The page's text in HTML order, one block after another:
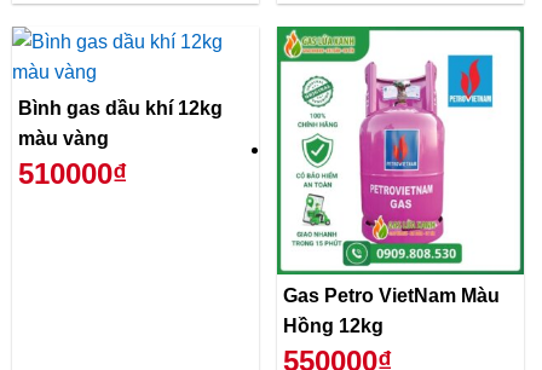
Bình gas dầu khí 12kg
màu vàng
510000₫
Gas Petro VietNam Màu
Hồng 12kg
550000₫